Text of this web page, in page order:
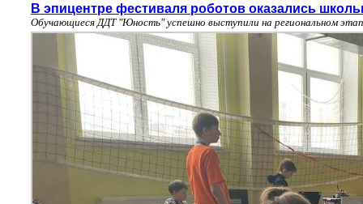
В эпицентре фестиваля роботов оказались
Обучающиеся ДДТ "Юность" успешно выступили на региональном